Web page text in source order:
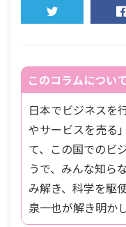
このコラムについ
日本でビジネスを
やサービスを売る
て、この国でのビ
うで、みんな知ら
み解き、科学を駆
泉一也が解き明か